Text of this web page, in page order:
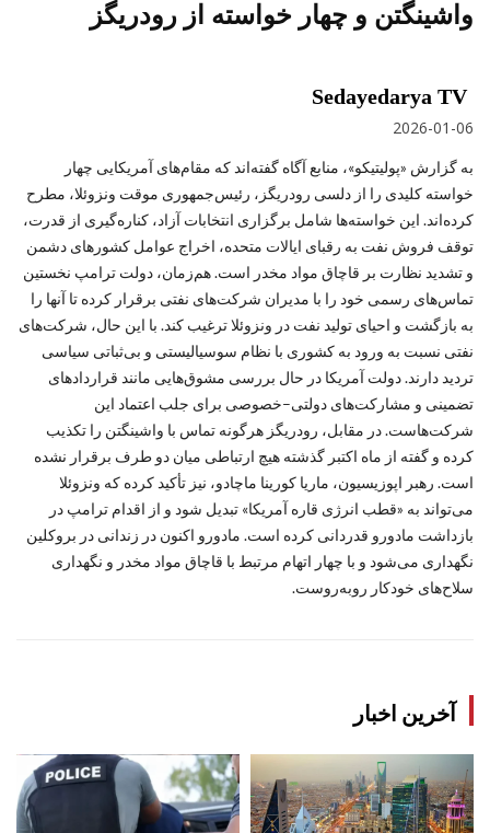
واشینگتن و چهار خواسته از رودریگز
Sedayedarya TV
2026-01-06
به گزارش «پولیتیکو»، منابع آگاه گفته‌اند که مقام‌های آمریکایی چهار
خواسته کلیدی را از دلسی رودریگز، رئیس‌جمهوری موقت ونزوئلا، مطرح
کرده‌اند. این خواسته‌ها شامل برگزاری انتخابات آزاد، کناره‌گیری از قدرت،
توقف فروش نفت به رقبای ایالات متحده، اخراج عوامل کشورهای دشمن
و تشدید نظارت بر قاچاق مواد مخدر است. هم‌زمان، دولت ترامپ نخستین
تماس‌های رسمی خود را با مدیران شرکت‌های نفتی برقرار کرده تا آنها را
به بازگشت و احیای تولید نفت در ونزوئلا ترغیب کند. با این حال، شرکت‌های
نفتی نسبت به ورود به کشوری با نظام سوسیالیستی و بی‌ثباتی سیاسی
تردید دارند. دولت آمریکا در حال بررسی مشوق‌هایی مانند قراردادهای
تضمینی و مشارکت‌های دولتی–خصوصی برای جلب اعتماد این
شرکت‌هاست. در مقابل، رودریگز هرگونه تماس با واشینگتن را تکذیب
کرده و گفته از ماه اکتبر گذشته هیچ ارتباطی میان دو طرف برقرار نشده
است. رهبر اپوزیسیون، ماریا کورینا ماچادو، نیز تأکید کرده که ونزوئلا
می‌تواند به «قطب انرژی قاره آمریکا» تبدیل شود و از اقدام ترامپ در
بازداشت مادورو قدردانی کرده است. مادورو اکنون در زندانی در بروکلین
نگهداری می‌شود و با چهار اتهام مرتبط با قاچاق مواد مخدر و نگهداری
سلاح‌های خودکار روبه‌روست.
آخرین اخبار